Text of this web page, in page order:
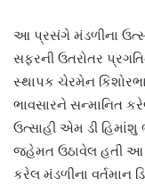
આ પ્રસંગે મંડળીના
સફરની ઉતરોતર
સ્થાપક ચેરમેન
ભાવસારને સન્માનિત
ઉત્સાહી એમ ડી હિમાંશુ
જહેમત ઉઠાવેલ હતી આ
કરેલ મંડળીના વર્તમાન